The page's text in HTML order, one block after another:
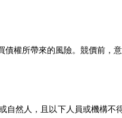
所帶來的風險。競價前，意
然人，且以下人員或機構不